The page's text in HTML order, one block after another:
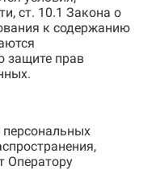
ст. 10.1 Закона о
к содержанию
защите прав
персональных
Оператору